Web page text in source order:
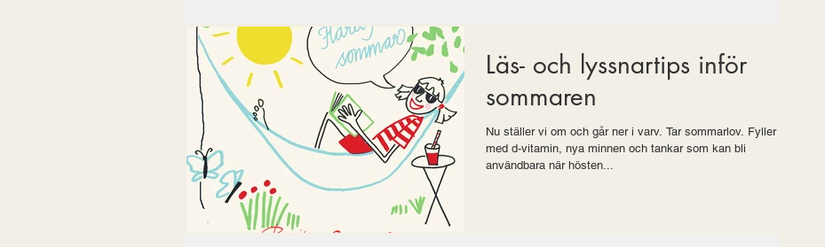
Läs- och lyssnartips inför
sommaren
Nu ställer vi om och går ner i varv. Tar sommarlov. Fyller på
med d-vitamin, nya minnen och tankar som kan bli
användbara när hösten...